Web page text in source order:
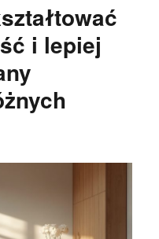
i lepiej